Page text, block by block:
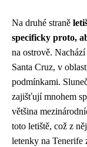
Na druhé straně
specificky proto,
na ostrově.
Santa Cruz, v
podmínkami.
zajišťují mnohem
většina
toto letiště, což z
letenky na Tenerife